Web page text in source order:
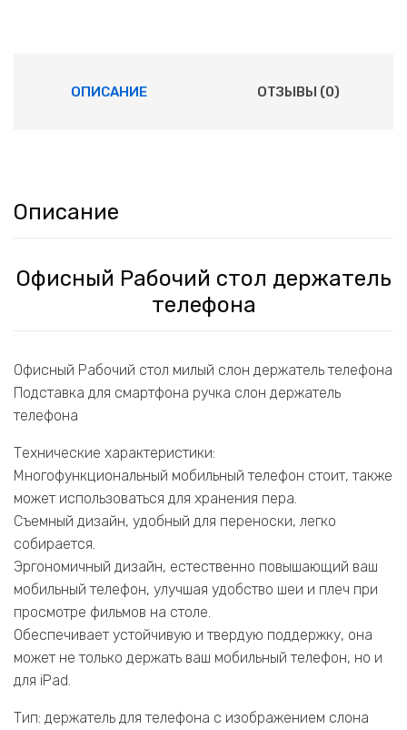
ОПИСАНИЕ ОТЗЫВЫ (0)
Описание
Офисный Рабочий стол держатель
телефона
Офисный Рабочий стол милый слон держатель телефона
Подставка для смартфона ручка слон держатель
телефона
Технические характеристики:
Многофункциональный мобильный телефон стоит, также
может использоваться для хранения пера.
Съемный дизайн, удобный для переноски, легко
собирается.
Эргономичный дизайн, естественно повышающий ваш
мобильный телефон, улучшая удобство шеи и плеч при
просмотре фильмов на столе.
Обеспечивает устойчивую и твердую поддержку, она
может не только держать ваш мобильный телефон, но и
для iPad.
Тип: держатель для телефона с изображением слона